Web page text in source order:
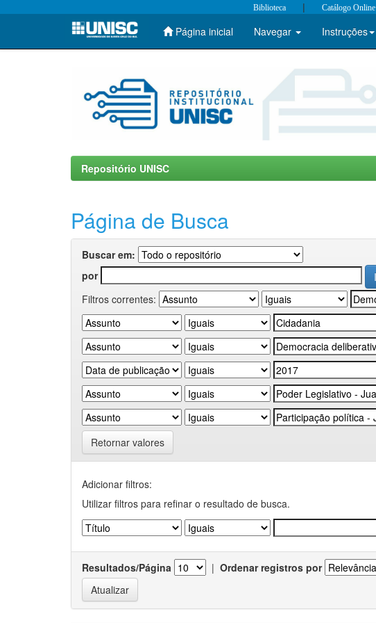
Skip
Biblioteca | Catálogo Online
Página inicial Navegar Instruções
Repositório UNISC
Página de Busca
Buscar em:
por
Filtros correntes:
Retornar valores
Adicionar filtros:
Utilizar filtros para refinar o resultado de busca.
Resultados/Página | Ordenar registros por